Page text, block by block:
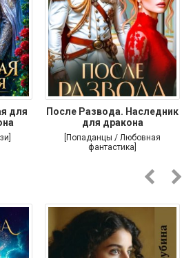
для
После Развода. Наследник
для дракона
[Попаданцы / Любовная
фантастика]